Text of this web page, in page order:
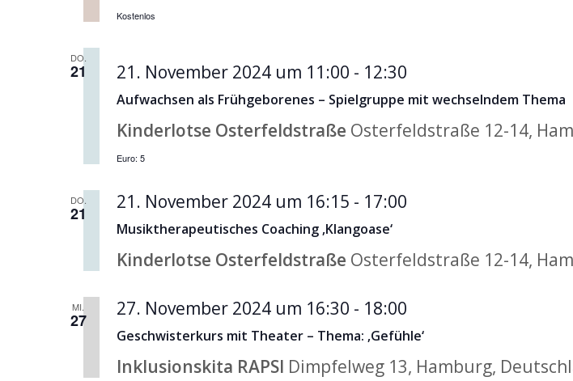
Kostenlos
DO.
21
Aufwachsen als Frühgeborenes – Spielgruppe mit wechselndem Thema
21. November 2024 um 11:00 - 12:30
Kinderlotse Osterfeldstraße Osterfeldstraße 12-14,
Euro: 5
DO.
21
Musiktherapeutisches Coaching ‚Klangoase‘
21. November 2024 um 16:15 - 17:00
Kinderlotse Osterfeldstraße Osterfeldstraße 12-14,
MI.
27
Geschwisterkurs mit Theater – Thema: ‚Gefühle‘
27. November 2024 um 16:30 - 18:00
mit
Inklusionskita RAPSI Dimpfelweg 13, Hamburg,